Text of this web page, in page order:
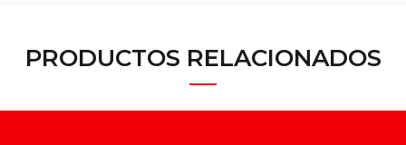
PRODUCTOS RELACIONADOS